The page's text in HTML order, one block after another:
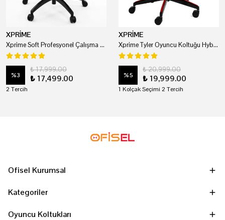
XPRİME
Xprime Soft Profesyonel Çalışma Ve Oyuncu Koltuğu
%3
₺ 17,999.00
₺ 17,499.00
2 Tercih
XPRİME
Xprime Tyler Oyuncu Koltuğu Hybrid Kumaş Kırmızı
%5
₺ 20,999.00
₺ 19,999.00
1 Kolçak Seçimi 2 Tercih
Ofisel Kurumsal
Kategoriler
Oyuncu Koltukları